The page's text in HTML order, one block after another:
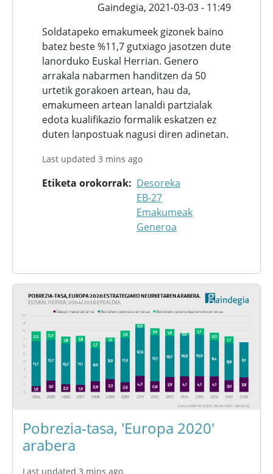
Gaindegia, 2021-03-03 - 11:49
Soldatapeko emakumeek gizonek baino
batez beste %11,7 gutxiago jasotzen dute
lanorduko Euskal Herrian. Genero
arrakala nabarmen handitzen da 50
urtetik gorakoen artean, hau da,
emakumeen artean lanaldi partzialak
edota kualifikazio formalik eskatzen ez
duten lanpostuak nagusi diren adinetan.
Last updated 3 mins ago
Etiketa orokorrak
Desoreka
EB-27
Emakumeak
Generoa
Pobrezia-tasa, 'Europa 2020'
arabera
Last updated 3 mins ago